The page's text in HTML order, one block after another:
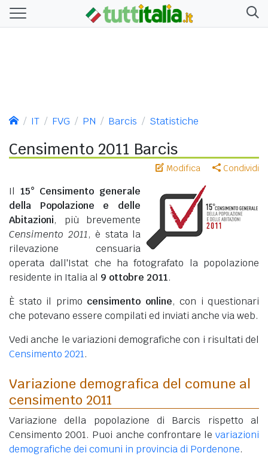
IT FVG PN Barcis Statistiche
Censimento 2011 Barcis
Modifica Condividi
Il 15° Censimento generale
della Popolazione e delle
Abitazioni, più brevemente
Censimento 2011, è stata la
rilevazione censuaria
operata dall'Istat che ha fotografato la popolazione
residente in Italia al 9 ottobre 2011.
È stato il primo censimento online, con i questionari
che potevano essere compilati ed inviati anche via web.
Vedi anche le variazioni demografiche con i risultati del
Censimento 2021.
Variazione demografica del comune al
censimento 2011
Variazione della popolazione di Barcis rispetto al
Censimento 2001. Puoi anche confrontare le variazioni
demografiche dei comuni in provincia di Pordenone.